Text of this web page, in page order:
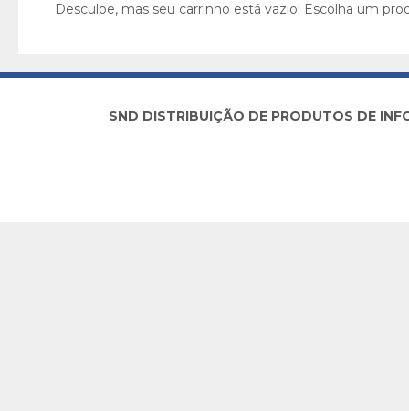
Desculpe, mas seu carrinho está vazio! Escolha um
SND DISTRIBUIÇÃO DE PRODUTOS DE